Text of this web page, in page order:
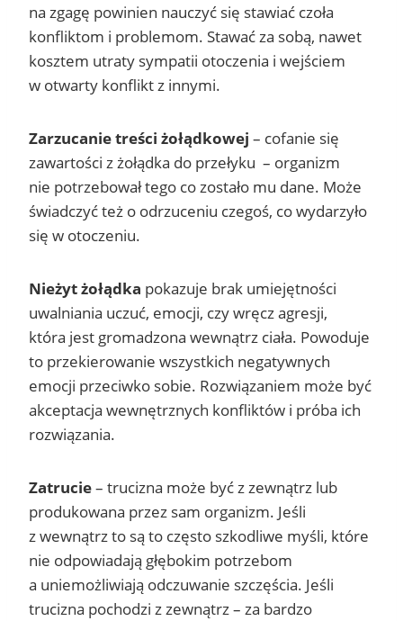
na zgagę powinien nauczyć się stawiać czoła
konfliktom i problemom. Stawać za sobą, nawet
kosztem utraty sympatii otoczenia i wejściem
w otwarty konflikt z innymi.
Zarzucanie treści żołądkowej – cofanie się
zawartości z żołądka do przełyku – organizm
nie potrzebował tego co zostało mu dane. Może
świadczyć też o odrzuceniu czegoś, co wydarzyło
się w otoczeniu.
Nieżyt żołądka pokazuje brak umiejętności
uwalniania uczuć, emocji, czy wręcz agresji,
która jest gromadzona wewnątrz ciała. Powoduje
to przekierowanie wszystkich negatywnych
emocji przeciwko sobie. Rozwiązaniem może być
akceptacja wewnętrznych konfliktów i próba ich
rozwiązania.
Zatrucie– trucizna może być z zewnątrz lub
produkowana przez sam organizm. Jeśli
z wewnątrz to są to często szkodliwe myśli, które
nie odpowiadają głębokim potrzebom
a uniemożliwiają odczuwanie szczęścia. Jeśli
trucizna pochodzi z zewnątrz – za bardzo